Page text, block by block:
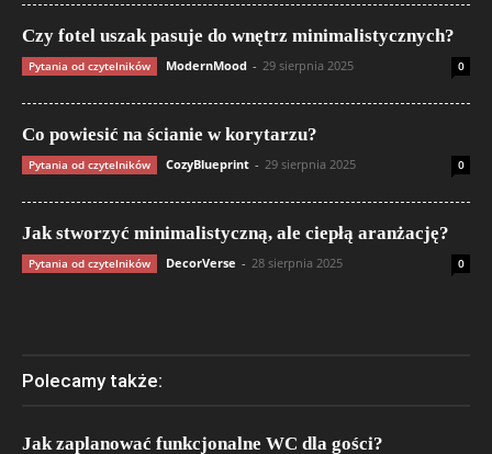
Czy fotel uszak pasuje do wnętrz minimalistycznych?
Pytania od czytelników ModernMood - 29 sierpnia 2025 0
Co powiesić na ścianie w korytarzu?
Pytania od czytelników CozyBlueprint - 29 sierpnia 2025 0
Jak stworzyć minimalistyczną, ale ciepłą aranżację?
Pytania od czytelników DecorVerse - 28 sierpnia 2025 0
Polecamy także:
Jak zaplanować funkcjonalne WC dla gości?